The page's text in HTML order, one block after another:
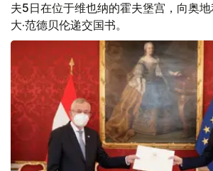
夫5日在位于维也纳的霍夫堡宫，向奥
大·范德贝伦递交国书。